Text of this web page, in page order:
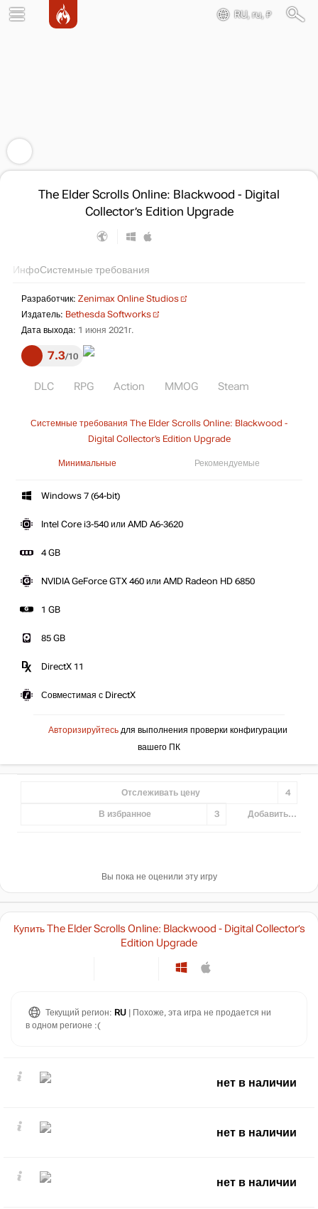
RU, ru, ₽
The Elder Scrolls Online: Blackwood - Digital
Collector’s Edition Upgrade
ИнфоСистемные требования
Разработчик: Zenimax Online Studios
Издатель: Bethesda Softworks
Дата выхода: 1 июня 2021г.
7.3 10
DLC RPG Action MMOG Steam
Системные требования The Elder Scrolls Online: Blackwood -
Digital Collector’s Edition Upgrade
Минимальные Рекомендуемые
Windows 7 (64-bit)
Intel Core i3-540 или AMD A6-3620
4 GB
NVIDIA GeForce GTX 460 или AMD Radeon HD 6850
1 GB
85 GB
DirectX 11
Совместимая с DirectX
Авторизируйтесь для выполнения проверки конфигурации
вашего ПК
Отслеживать цену 4
В избранное 3 Добавить...
Вы пока не оценили эту игру
Купить The Elder Scrolls Online: Blackwood - Digital Collector’s
Edition Upgrade
Текущий регион: RU | Похоже, эта игра не продается ни
в одном регионе :(
нет в наличии
нет в наличии
нет в наличии